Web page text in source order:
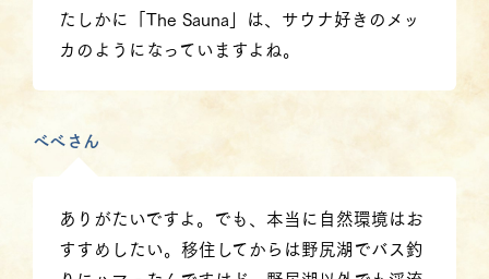
たしかに「The Sauna」は、サウナ好きのメッ
カのようになっていますよね。
べべさん
ありがたいですよ。でも、本当に自然環境はお
すすめしたい。移住してからは野尻湖でバス釣